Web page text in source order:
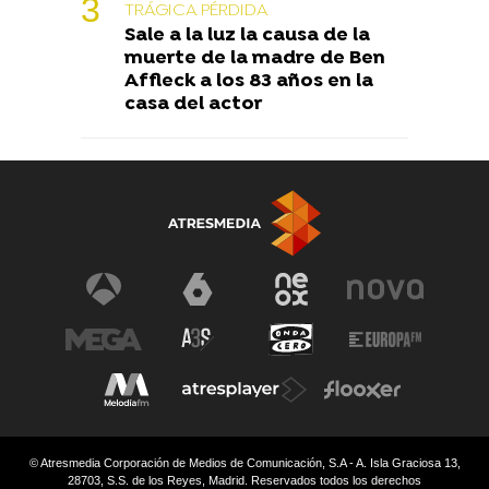
TRÁGICA PÉRDIDA
Sale a la luz la causa de la
muerte de la madre de Ben
Affleck a los 83 años en la
casa del actor
© Atresmedia Corporación de Medios de Comunicación, S.A - A. Isla Graciosa 13,
28703, S.S. de los Reyes, Madrid. Reservados todos los derechos